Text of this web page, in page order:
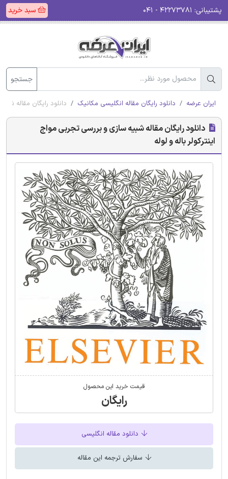
پشتیبانی: سبد خرید
جستجو
ایران عرضه دانلود رایگان مقاله انگلیسی مکانیک دانلود رایگان مقاله
دانلود رایگان مقاله شبیه سازی و بررسی تجربی مواج
اینترکولر باله و لوله
قیمت خرید این محصول
رایگان
دانلود مقاله انگلیسی
سفارش ترجمه این مقاله